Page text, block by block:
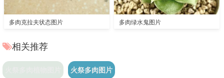
多肉克拉夫状态图片 多肉绿水鬼图片
相关推荐
火祭多肉图片